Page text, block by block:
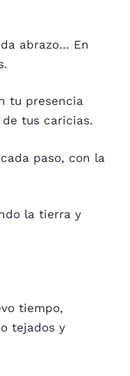
abrazo… En
tu presencia
tus caricias.
paso, con la
la tierra y
tiempo,
tejados y